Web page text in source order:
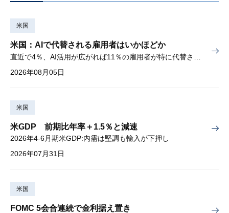
米国
米国：AIで代替される雇用者はいかほどか
2026年08月05日
米国
米GDP 前期比年率＋1.5％と減速
2026年4-6月期米GDP:内需は堅調も輸入が下押し
2026年07月31日
米国
FOMC 5会合連続で金利据え置き